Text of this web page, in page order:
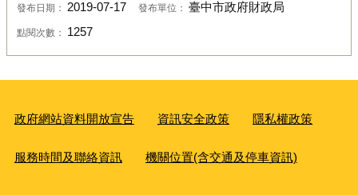
發布日期： 2019-07-17 發布單位： 臺中市政府財政局
點閱次數： 1257
政府網站資料開放宣告 資訊安全政策 隱私權政策
服務時間及聯絡資訊 機關位置(含交通及停車資訊)